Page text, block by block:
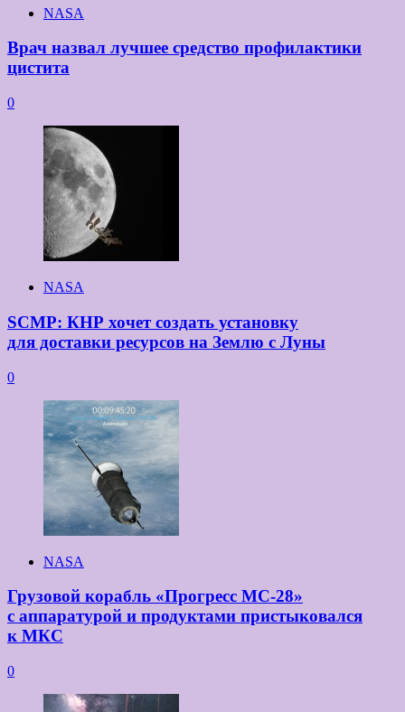
NASA
Врач назвал лучшее средство профилактики
цистита
0
NASA
SCMP: КНР хочет создать установку
для доставки ресурсов на Землю с Луны
0
NASA
Грузовой корабль «Прогресс МС-28»
с аппаратурой и продуктами пристыковался
к МКС
0